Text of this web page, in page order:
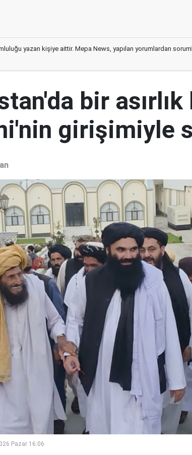
yazan kişiye aittir. Mepa News, yapılan yorumlardan
bir asırlık
girişimiyle
Pazar 16:06